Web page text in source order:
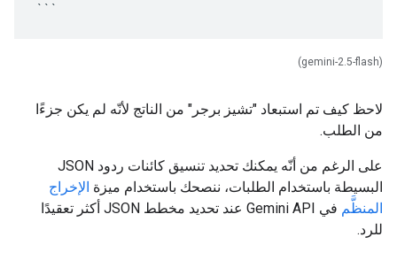
(gemini-2.5-flash)
لاحظ كيف تم استبعاد "تشيز برجر" من الناتج لأنّه لم يكن جزءًا
من الطلب.
على الرغم من أنّه يمكنك تحديد تنسيق كائنات ردود JSON
البسيطة باستخدام الطلبات، ننصحك باستخدام ميزة الإخراج
المنظَّم
في Gemini API عند تحديد مخطط JSON أكثر تعقيدًا
للرد.